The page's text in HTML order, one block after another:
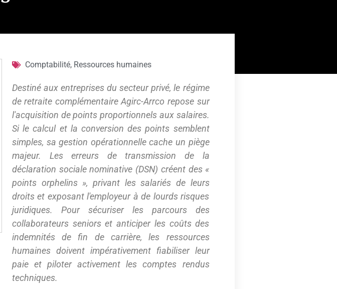
Comptabilité, Ressources humaines
Destiné aux entreprises du secteur privé, le régime
de retraite complémentaire Agirc-Arrco repose sur
l'acquisition de points proportionnels aux salaires.
Si le calcul et la conversion des points semblent
simples, sa gestion opérationnelle cache un piège
majeur. Les erreurs de transmission de la
déclaration sociale nominative (DSN) créent des «
points orphelins », privant les salariés de leurs
droits et exposant l'employeur à de lourds risques
juridiques. Pour sécuriser les parcours des
collaborateurs seniors et anticiper les coûts des
indemnités de fin de carrière, les ressources
humaines doivent impérativement fiabiliser leur
paie et piloter activement les comptes rendus
techniques.